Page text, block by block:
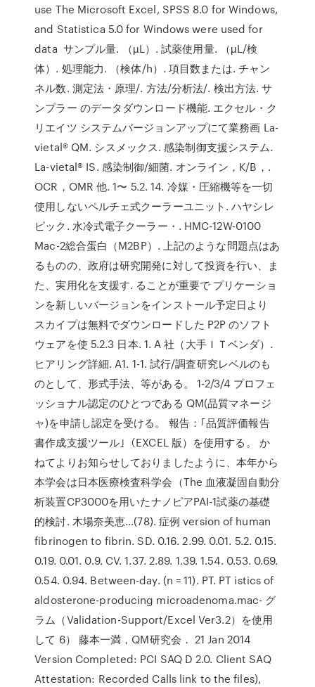
use The Microsoft Excel, SPSS 8.0 for Windows,
and Statistica 5.0 for Windows were used for
data サンプル量. （µL）. 試薬使用量. （µL/検
体）. 処理能力. （検体/h）. 項目数または. チャン
ネル数. 測定法・原理/. 方法/分析法/. 検出方法. サ
ンプラー のデータダウンロード機能. エクセル・ク
リエイツ システムバージョンアップにて業務画 La-
vietal® QM. シスメックス. 感染制御支援システム.
La-vietal® IS. 感染制御/細菌. オンライン，K/B，.
OCR，OMR 他. 1〜 5.2. 14. 冷媒・圧縮機等を一切
使用しないペルチェ式クーラーユニット. ハヤシレ
ピック. 水冷式電子クーラー・. HMC-12W-0100
Mac-2総合蛋白（M2BP）. 上記のような問題点はあ
るものの、政府は研究開発に対して投資を行い、ま
た、実用化を支援す. ることが重要で プリケーショ
ンを新しいバージョンをインストール予定日より
スカイプは無料でダウンロードした P2P のソフト
ウェアを使 5.2.3 日本. 1. A 社（大手ＩＴベンダ）.
ヒアリング詳細. A1. 1-1. 試行/調査研究レベルのも
のとして、形式手法、等がある。 1-2/3/4 プロフェ
ッショナル認定のひとつである QM(品質マネージ
ャ)を申請し認定を受ける。 報告：｢品質評価報告
書作成支援ツール｣（EXCEL 版）を使用する。 か
ねてよりお知らせしておりましたように、本年から
本学会は日本医療検査科学会（The 血液凝固自動分
析装置CP3000を用いたナノピアPAI-1試薬の基礎
的検討. 木場奈美恵…(78). 症例 version of human
fibrinogen to fibrin. SD. 0.16. 2.99. 0.01. 5.2. 0.15.
0.19. 0.01. 0.9. CV. 1.37. 2.89. 1.39. 1.54. 0.53. 0.69.
0.54. 0.94. Between-day. (n = 11). PT. PT istics of
aldosterone-producing microadenoma.mac- グ
ラム（Validation-Support/Excel Ver3.2）を使用
して 6） 藤本一満，QM研究会． 21 Jan 2014
Version Completed: PCI SAQ D 2.0. Client SAQ
Attestation: Recorded Calls link to the files),